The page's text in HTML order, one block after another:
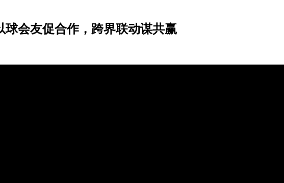
会友促合作，跨界联动谋共赢